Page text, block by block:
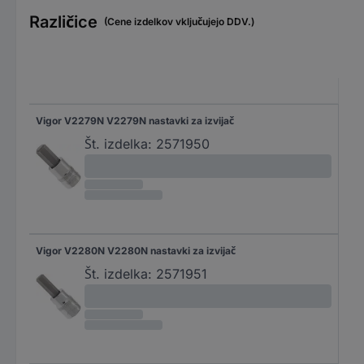
Različice (Cene izdelkov vključujejo DDV.)
Vigor V2279N V2279N nastavki za izvijač
Št. izdelka: 2571950
Vigor V2280N V2280N nastavki za izvijač
Št. izdelka: 2571951